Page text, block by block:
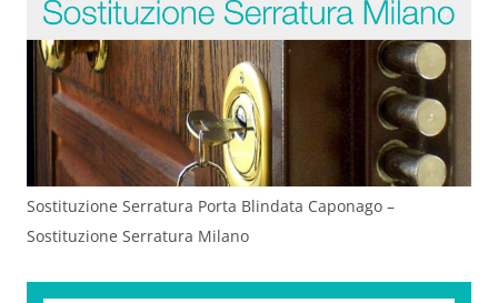
Sostituzione Serratura Porta Blindata Caponago –
Sostituzione Serratura Milano